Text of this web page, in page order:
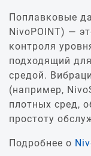
Поплавковые
NivoPOINT) —
контроля
подходящий
средой.
(например,
плотных сред,
простоту
Подробнее о